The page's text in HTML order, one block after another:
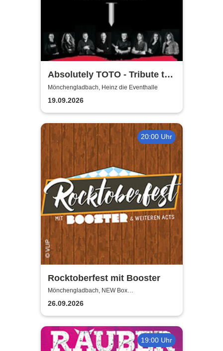
Absolutely TOTO - Tribute to
TOTO
Mönchengladbach, Heinz die Eventhalle
19.09.2026
20:00 Uhr
Rocktoberfest mit Booster
Mönchengladbach, NEW Box
Mönchengladbach
26.09.2026
19:00 Uhr